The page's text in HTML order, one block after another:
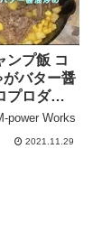
ンプ飯 コ
バター醤
プロダク
power
power Works
2021.11.29